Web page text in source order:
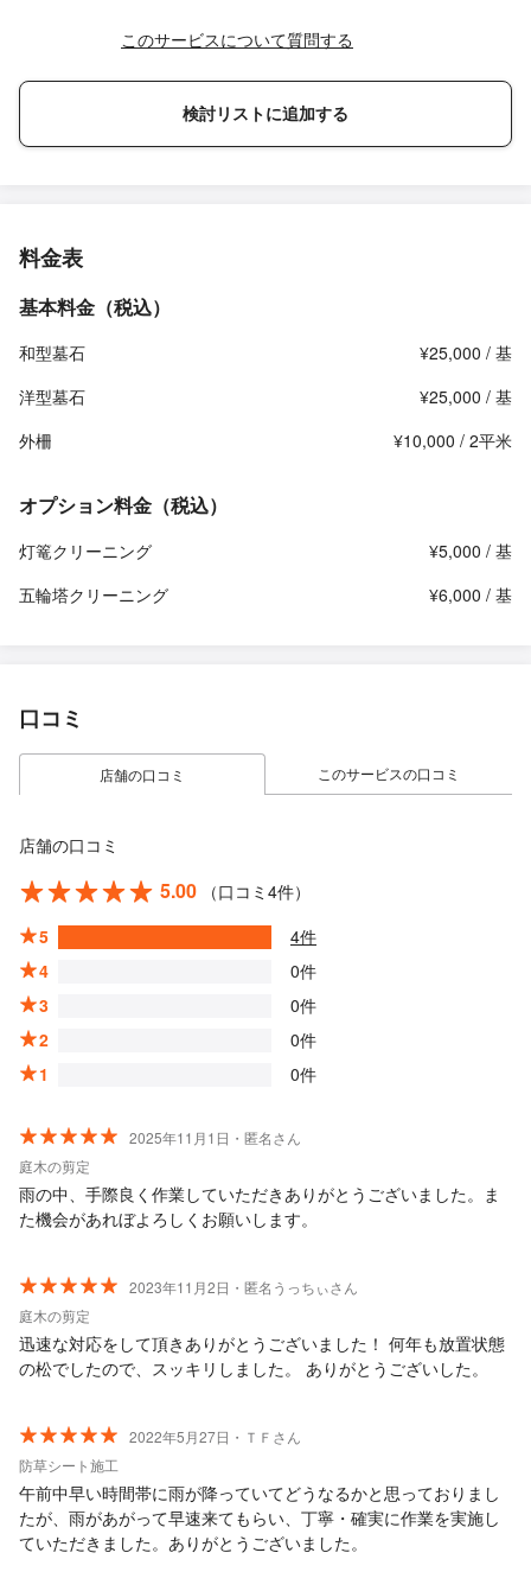
このサービスについて質問する
検討リストに追加する
料金表
基本料金（税込）
和型墓石
¥25,000 / 基
洋型墓石
¥25,000 / 基
外柵
¥10,000 / 2平米
オプション料金（税込）
灯篭クリーニング
¥5,000 / 基
五輪塔クリーニング
¥6,000 / 基
口コミ
店舗の口コミ このサービスの口コミ
店舗の口コミ
5.00
（口コミ4件）
5
4件
4
0件
3
0件
2
0件
1
0件
2025年11月1日・匿名さん
庭木の剪定
雨の中、手際良く作業していただきありがとうございました。ま
た機会があれぼよろしくお願いします。
2023年11月2日・匿名うっちぃさん
庭木の剪定
迅速な対応をして頂きありがとうございました！ 何年も放置状態
の松でしたので、スッキリしました。 ありがとうございした。
2022年5月27日・ＴＦさん
防草シート施工
午前中早い時間帯に雨が降っていてどうなるかと思っておりまし
たが、雨があがって早速来てもらい、丁寧・確実に作業を実施し
ていただきました。ありがとうございました。